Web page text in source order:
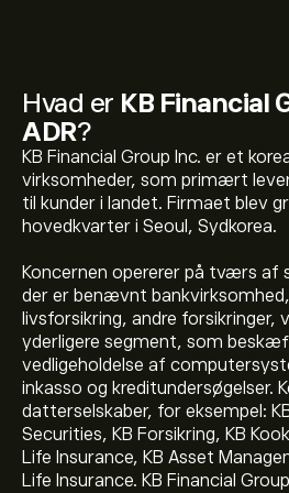
Hvad er KB Financial
ADR?
KB Financial Group Inc. er et
virksomheder, som primært
til kunder i landet. Firmaet blev
hovedkvarter i Seoul, Sydkorea.
Koncernen opererer på tværs af
der er benævnt
livsforsikring, andre forsikringer,
yderligere segment, som
vedligeholdelse af
inkasso og kreditundersøgelser.
datterselskaber, for eksempel:
Securities, KB Forsikring, KB
Life Insurance, KB Asset
Life Insurance. KB Financial